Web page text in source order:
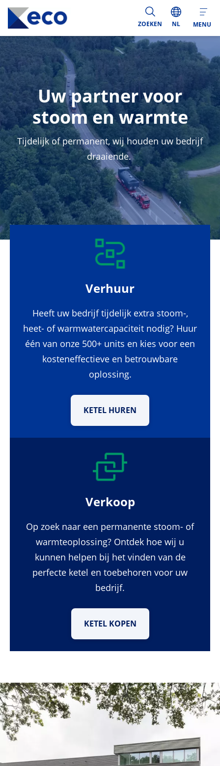
ZOEKEN NL MENU
Uw partner voor
stoom en warmte
Tijdelijk of permanent, wij houden uw bedrijf
draaiende.
Verhuur
Heeft uw bedrijf tijdelijk extra stoom-,
heet- of warmwatercapaciteit nodig? Huur
één van onze 500+ units en kies voor een
kosteneffectieve en betrouwbare
oplossing.
KETEL HUREN
Verkoop
Op zoek naar een permanente stoom- of
warmteoplossing? Ontdek hoe wij u
kunnen helpen bij het vinden van de
perfecte ketel en toebehoren voor uw
bedrijf.
KETEL KOPEN